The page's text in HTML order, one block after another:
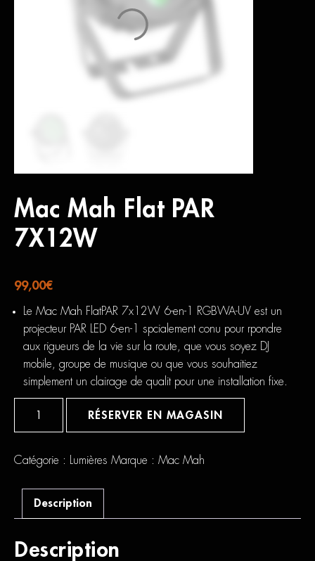
Mac Mah Flat PAR
7X12W
99,00€
Le Mac Mah FlatPAR 7x12W 6-en-1 RGBWA-UV est un
projecteur PAR LED 6-en-1 spcialement conu pour rpondre
aux rigueurs de la vie sur la route, que vous soyez DJ
mobile, groupe de musique ou que vous souhaitiez
simplement un clairage de qualit pour une installation fixe.
PAR
7X12W
RÉSERVER EN MAGASIN
Catégorie : Lumières Marque : Mac Mah
Description
Description